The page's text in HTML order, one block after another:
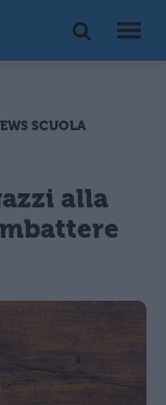
SCUOLA
alla